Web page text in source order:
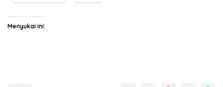
Menyukai ini: